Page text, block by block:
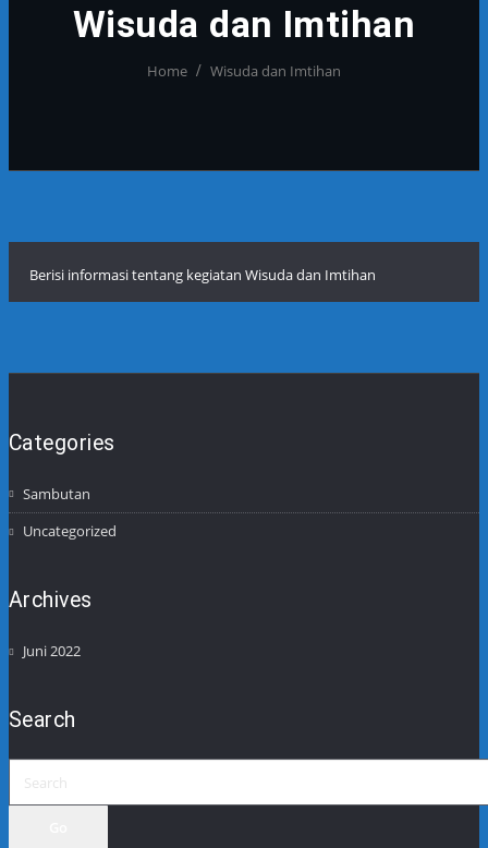
Wisuda dan Imtihan
Home Wisuda dan Imtihan
Berisi informasi tentang kegiatan Wisuda dan Imtihan
Categories
Sambutan
Uncategorized
Archives
Juni 2022
Search